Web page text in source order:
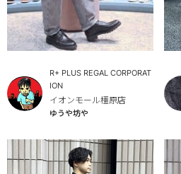
R+ PLUS REGAL CORPORAT
ION
イオンモール橿原店
ゆうや坊や